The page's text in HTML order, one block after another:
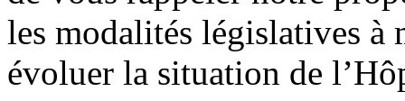
les modalités législatives
évoluer la situation de